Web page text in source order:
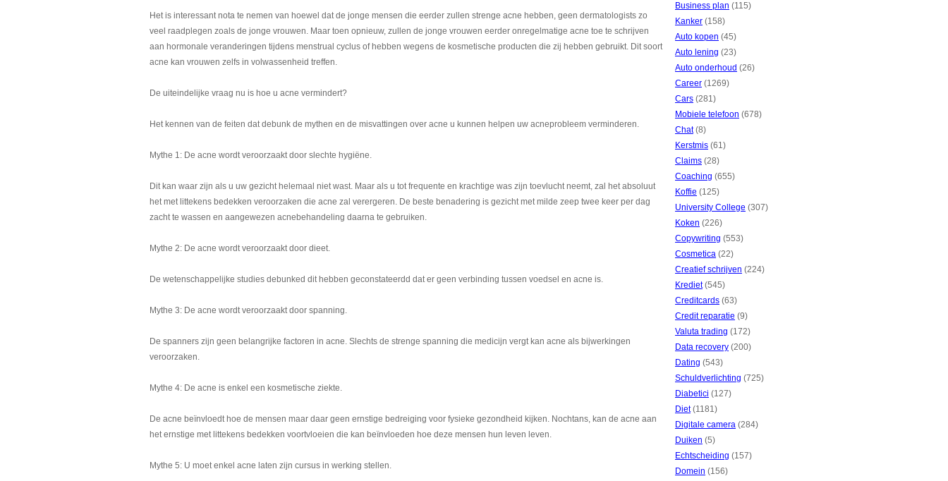
Het is interessant nota te nemen van hoewel dat de jonge mensen die eerder zullen strenge acne hebben, geen dermatologists zo
veel raadplegen zoals de jonge vrouwen. Maar toen opnieuw, zullen de jonge vrouwen eerder onregelmatige acne toe te schrijven
aan hormonale veranderingen tijdens menstrual cyclus of hebben wegens de kosmetische producten die zij hebben gebruikt. Dit soort
acne kan vrouwen zelfs in volwassenheid treffen.
De uiteindelijke vraag nu is hoe u acne vermindert?
Het kennen van de feiten dat debunk de mythen en de misvattingen over acne u kunnen helpen uw acneprobleem verminderen.
Mythe 1: De acne wordt veroorzaakt door slechte hygiëne.
Dit kan waar zijn als u uw gezicht helemaal niet wast. Maar als u tot frequente en krachtige was zijn toevlucht neemt, zal het absoluut
het met littekens bedekken veroorzaken die acne zal verergeren. De beste benadering is gezicht met milde zeep twee keer per dag
zacht te wassen en aangewezen acnebehandeling daarna te gebruiken.
Mythe 2: De acne wordt veroorzaakt door dieet.
De wetenschappelijke studies debunked dit hebben geconstateerdd dat er geen verbinding tussen voedsel en acne is.
Mythe 3: De acne wordt veroorzaakt door spanning.
De spanners zijn geen belangrijke factoren in acne. Slechts de strenge spanning die medicijn vergt kan acne als bijwerkingen
veroorzaken.
Mythe 4: De acne is enkel een kosmetische ziekte.
De acne beïnvloedt hoe de mensen maar daar geen ernstige bedreiging voor fysieke gezondheid kijken. Nochtans, kan de acne aan
het ernstige met littekens bedekken voortvloeien die kan beïnvloeden hoe deze mensen hun leven leven.
Mythe 5: U moet enkel acne laten zijn cursus in werking stellen.
Business plan (115)
Kanker (158)
Auto kopen (45)
Auto lening (23)
Auto onderhoud (26)
Career (1269)
Cars (281)
Mobiele telefoon (678)
Chat(8)
Kerstmis (61)
Claims (28)
Coaching (655)
Koffie (125)
University College (307)
Koken (226)
Copywriting (553)
Cosmetica (22)
Creatief schrijven (224)
Krediet(545)
Creditcards (63)
Credit reparatie (9)
Valuta trading (172)
Data recovery (200)
Dating (543)
Schuldverlichting (725)
Diabetici (127)
Diet(1181)
Digitale camera (284)
Duiken (5)
Echtscheiding (157)
Domein (156)